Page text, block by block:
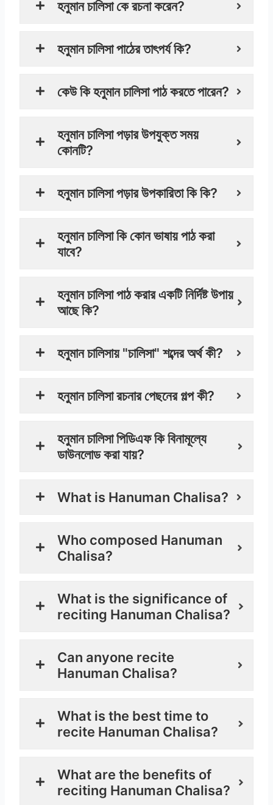
হনুমান চালিসা কে রচনা করেন?
হনুমান চালিসা পাঠের তাৎপর্য কি?
কেউ কি হনুমান চালিসা পাঠ করতে পারেন?
হনুমান চালিসা পড়ার উপযুক্ত সময়
কোনটি?
হনুমান চালিসা পড়ার উপকারিতা কি কি?
হনুমান চালিসা কি কোন ভাষায় পাঠ করা
যাবে?
হনুমান চালিসা পাঠ করার একটি নির্দিষ্ট উপায়
আছে কি?
হনুমান চালিসায় "চালিসা" শব্দের অর্থ কী?
হনুমান চালিসা রচনার পেছনের গল্প কী?
হনুমান চালিসা পিডিএফ কি বিনামূল্যে
ডাউনলোড করা যায়?
What is Hanuman Chalisa?
Who composed Hanuman
Chalisa?
What is the significance of
reciting Hanuman Chalisa?
Can anyone recite
Hanuman Chalisa?
What is the best time to
recite Hanuman Chalisa?
What are the benefits of
reciting Hanuman Chalisa?